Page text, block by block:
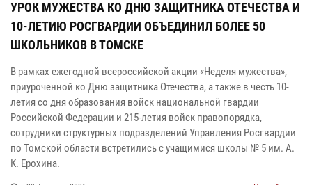
УРОК МУЖЕСТВА КО ДНЮ ЗАЩИТНИКА ОТЕЧЕСТВА И
10-ЛЕТИЮ РОСГВАРДИИ ОБЪЕДИНИЛ БОЛЕЕ 50
ШКОЛЬНИКОВ В ТОМСКЕ
В рамках ежегодной всероссийской акции «Неделя мужества»,
приуроченной ко Дню защитника Отечества, а также в честь 10-
летия со дня образования войск национальной гвардии
Российской Федерации и 215-летия войск правопорядка,
сотрудники структурных подразделений Управления Росгвардии
по Томской области встретились с учащимися школы № 5 им. А.
К. Ерохина.